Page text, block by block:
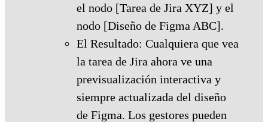
el nodo [Tarea de Jira XYZ] y el
nodo [Diseño de Figma ABC].
El Resultado: Cualquiera que vea
la tarea de Jira ahora ve una
previsualización interactiva y
siempre actualizada del diseño
de Figma. Los gestores pueden